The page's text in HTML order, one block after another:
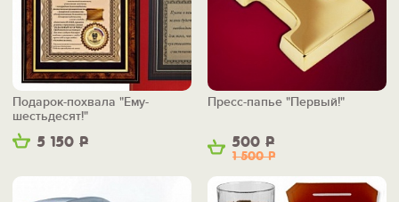
5 150 Р
Подарок-похвала "Ему-
шестьдесят!"
500 Р
1 500Р
Пресс-папье "Первый!"